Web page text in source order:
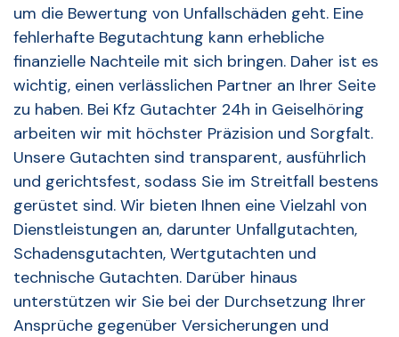
um die Bewertung von Unfallschäden geht. Eine
fehlerhafte Begutachtung kann erhebliche
finanzielle Nachteile mit sich bringen. Daher ist es
wichtig, einen verlässlichen Partner an Ihrer Seite
zu haben. Bei Kfz Gutachter 24h in Geiselhöring
arbeiten wir mit höchster Präzision und Sorgfalt.
Unsere Gutachten sind transparent, ausführlich
und gerichtsfest, sodass Sie im Streitfall bestens
gerüstet sind. Wir bieten Ihnen eine Vielzahl von
Dienstleistungen an, darunter Unfallgutachten,
Schadensgutachten, Wertgutachten und
technische Gutachten. Darüber hinaus
unterstützen wir Sie bei der Durchsetzung Ihrer
Ansprüche gegenüber Versicherungen und